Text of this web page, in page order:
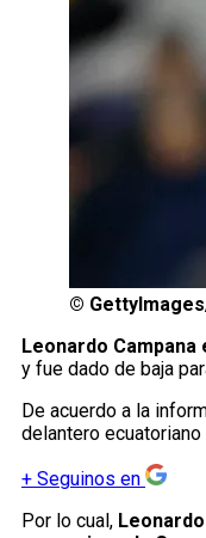
©
Leonardo
y fue dado de baja
De acuerdo a la
delantero ecuatoriano
+ Seguinos en
Por lo cual,